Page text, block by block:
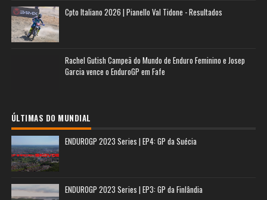
Cpto Italiano 2026 | Pianello Val Tidone - Resultados
Rachel Gutish Campeã do Mundo de Enduro Feminino e Josep
Garcia vence o EnduroGP em Fafe
ÚLTIMAS DO MUNDIAL
ENDUROGP 2023 Series | EP4: GP da Suécia
ENDUROGP 2023 Series | EP3: GP da Finlândia